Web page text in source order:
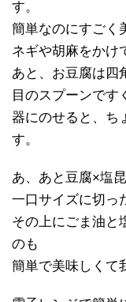
す。
簡単なのにすごく
ネギや胡麻をかけ
あと、お豆腐は四
目のスプーンです
器にのせると、ち
す。
あ、あと豆腐×塩
一口サイズに切っ
その上にごま油と
のも
簡単で美味しくて